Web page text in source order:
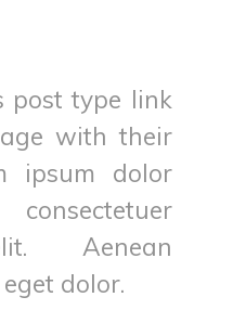
post type link
with their
ipsum dolor
Aenean
dolor.